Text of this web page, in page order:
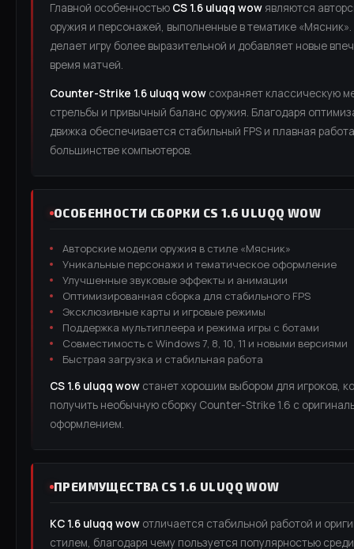
Главной особенностью CS 1.6 uluqq wow являются
оружия и персонажей, выполненные в тематике
делает игру более выразительной и добавляет новые
время матчей.
Counter-Strike 1.6 uluqq wow сохраняет классическую
стрельбы и привычный баланс оружия. Благодаря
движка обеспечивается стабильный FPS и плавная
большинстве компьютеров.
ОСОБЕННОСТИ СБОРКИ CS 1.6 ULUQQ WOW
Авторские модели оружия в стиле «Мясник»
Уникальные персонажи и тематическое оформление
Улучшенные звуковые эффекты и анимации
Оптимизированная сборка для стабильного FPS
Эксклюзивные карты и игровые режимы
Поддержка мультиплеера и режима игры с ботами
Совместимость с Windows 7, 8, 10, 11 и новыми версиями
Быстрая загрузка и стабильная работа
CS 1.6 uluqq wow станет хорошим выбором для игроков,
получить необычную сборку Counter-Strike 1.6 с
оформлением.
ПРЕИМУЩЕСТВА CS 1.6 ULUQQ WOW
КС 1.6 uluqq wow отличается стабильной работой и
стилем, благодаря чему пользуется популярностью